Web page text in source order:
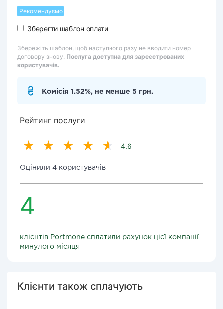
Рекомендуємо
Зберегти шаблон оплати
Збережіть шаблон, щоб наступного разу не вводити номер
договору знову. Послуга доступна для зареєстрованих
користувачів.
Комісія 1.52%, не менше 5 грн.
Рейтинг послуги
4.6
Оцінили 4 користувачів
4
клієнтів Portmone сплатили рахунок цієї компанії
минулого місяця
Клієнти також сплачують